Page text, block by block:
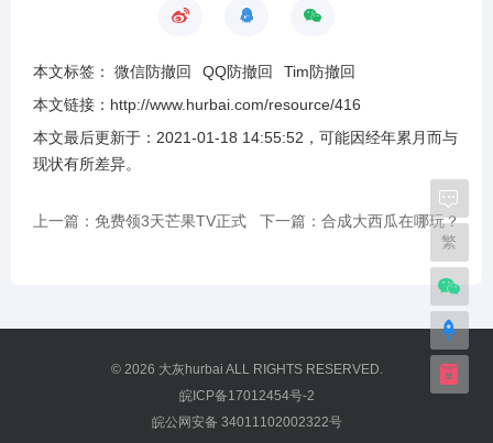
本文标签： 微信防撤回 QQ防撤回
Tim防撤回
本文链接： http://www.hurbai.com/resource/416
本文最后更新于： 2021-01-18 14:55:52 ，可能因经年累月而与
现状有所差异。
上一篇：免费领3天芒果TV正式 下一篇：合成大西瓜在哪玩？
附游戏链接入口
© 2026 大灰hurbai ALL RIGHTS RESERVED.
皖ICP备17012454号-2
皖公网安备 34011102002322号
繁